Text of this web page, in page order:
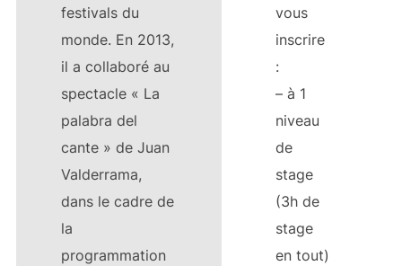
festivals du
monde. En 2013,
il a collaboré au
spectacle « La
palabra del
cante » de Juan
Valderrama,
dans le cadre de
la
programmation
vous
inscrire
:
– à 1
niveau
de
stage
(3h de
stage
en tout)